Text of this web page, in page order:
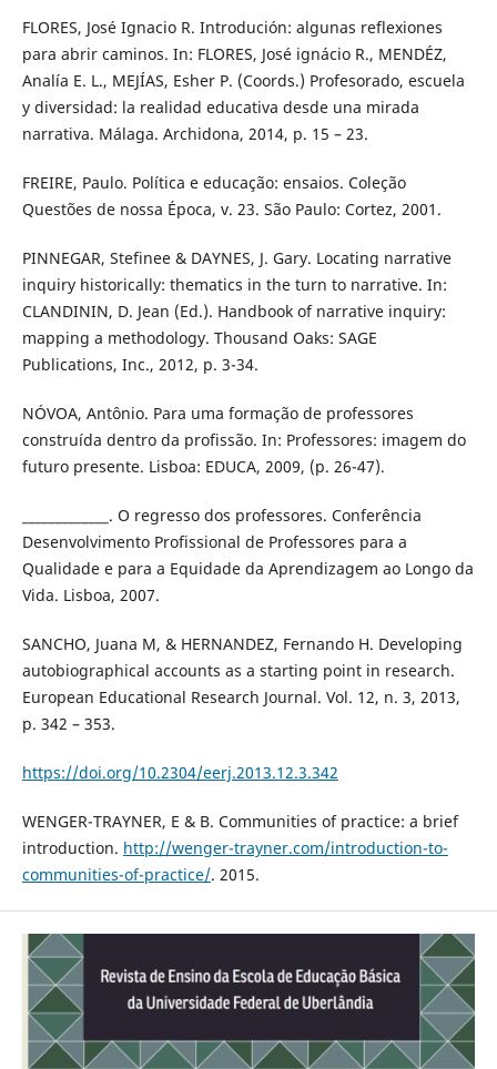
FLORES, José Ignacio R. Introdución: algunas reflexiones
para abrir caminos. In: FLORES, José ignácio R., MENDÉZ,
Analía E. L., MEJÍAS, Esher P. (Coords.) Profesorado, escuela
y diversidad: la realidad educativa desde una mirada
narrativa. Málaga. Archidona, 2014, p. 15 – 23.
FREIRE, Paulo. Política e educação: ensaios. Coleção
Questões de nossa Época, v. 23. São Paulo: Cortez, 2001.
PINNEGAR, Stefinee & DAYNES, J. Gary. Locating narrative
inquiry historically: thematics in the turn to narrative. In:
CLANDININ, D. Jean (Ed.). Handbook of narrative inquiry:
mapping a methodology. Thousand Oaks: SAGE
Publications, Inc., 2012, p. 3-34.
NÓVOA, Antônio. Para uma formação de professores
construída dentro da profissão. In: Professores: imagem do
futuro presente. Lisboa: EDUCA, 2009, (p. 26-47).
_____________. O regresso dos professores. Conferência
Desenvolvimento Profissional de Professores para a
Qualidade e para a Equidade da Aprendizagem ao Longo da
Vida. Lisboa, 2007.
SANCHO, Juana M, & HERNANDEZ, Fernando H. Developing
autobiographical accounts as a starting point in research.
European Educational Research Journal. Vol. 12, n. 3, 2013,
p. 342 – 353.
https://doi.org/10.2304/eerj.2013.12.3.342
WENGER-TRAYNER, E & B. Communities of practice: a brief
introduction. http://wenger-trayner.com/introduction-to-
communities-of-practice/. 2015.